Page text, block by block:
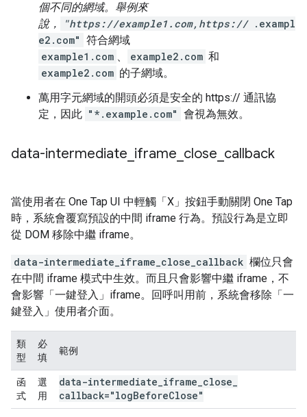
個不同的網域。舉例來
說，
"https://example1.com,https:// .exampl
e2.com" 符合網域
example1.com 、 example2.com 和
example2.com 的子網域。
萬用字元網域的開頭必須是安全的 https:// 通訊協
定，因此 "*.example.com" 會視為無效。
data-intermediate iframe close callback
當使用者在 One Tap UI 中輕觸「X」按鈕手動關閉 One Tap
時，系統會覆寫預設的中間 iframe 行為。預設行為是立即
從 DOM 移除中繼 iframe。
data-intermediate_iframe_close_callback 欄位只會
在中間 iframe 模式中生效。而且只會影響中繼 iframe，不
會影響「一鍵登入」iframe。回呼叫用前，系統會移除「一
鍵登入」使用者介面。
類
型
必
填
範例
函
式
選
用
data-intermediate iframe close
callback="logBeforeClose"